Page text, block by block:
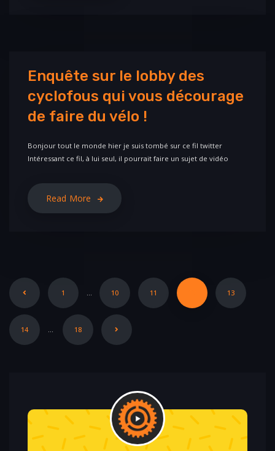
Enquête sur le lobby des
cyclofous qui vous décourage
de faire du vélo !
Bonjour tout le monde hier je suis tombé sur ce fil twitter
Intéressant ce fil, à lui seul, il pourrait faire un sujet de vidéo
Read More
1 … 10 11 13
14 … 18